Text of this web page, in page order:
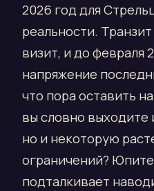
2026 год для
реальности.
визит, и до февраля
напряжение
что пора оставить
вы словно выходите
но и некоторую
ограничений?
подталкивает